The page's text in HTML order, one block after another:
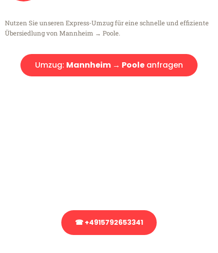
Nutzen Sie unseren Express-Umzug für eine schnelle und effiziente
Übersiedlung von Mannheim → Poole.
Umzug: Mannheim → Poole anfragen
☎ +4915792653341